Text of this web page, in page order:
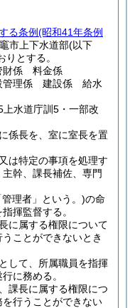
る条例(昭和41年条例
市上下水道部(以下
とする。
係 料金係
管理係 建設係 給水
水道庁訓5・一部改
係長を、室に室長を置
は特定の事項を処理す
幹、課長補佐、専門
理者」という。)の命
揮監督する。
に属する権限について
ことができないとき
して、所属職員を指揮
に務める。
課長に属する権限につ
行うことができない